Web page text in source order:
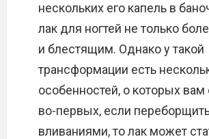
нескольких его капель в
лак для ногтей не только
и блестящим. Однако у такой
трансформации есть
особенностей, о которых вам
во-первых, если
вливаниями, то лак может